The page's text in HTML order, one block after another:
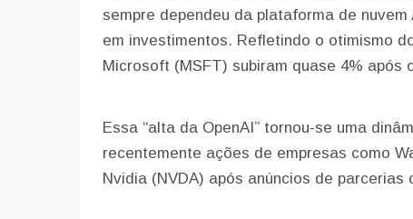
sempre dependeu da plataforma de
em investimentos. Refletindo o otimismo
Microsoft (MSFT) subiram quase 4% após
Essa “alta da OpenAI” tornou-se uma
recentemente ações de empresas como
Nvidia (NVDA) após anúncios de parcerias